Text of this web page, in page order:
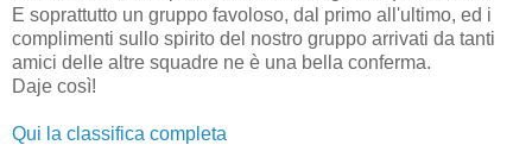
E soprattutto un gruppo favoloso, dal primo all'ultimo, ed i
complimenti sullo spirito del nostro gruppo arrivati da tanti
amici delle altre squadre ne è una bella conferma.
Daje così!
Qui la classifica completa